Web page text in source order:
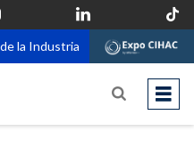
la Industria